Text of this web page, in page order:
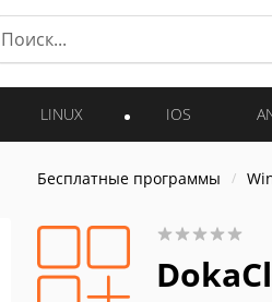
LINUX IOS
Бесплатные программы